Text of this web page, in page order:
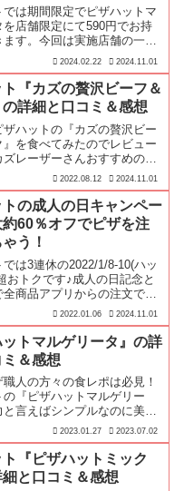
では期間限定でピザハットマ
を店舗限定にて590円でお持
ます。今回は実施店舗の一覧
2024.02.22 2024.11.01
ト『カズの贅沢ビーフ＆
詳細と口コミ＆感想
ザハットの『カズの贅沢ビー
』を食べてみたのでレビュー
ズレーザーさんおすすめの
沢ビーフ＆ポーク』は｢炭火
完熟トマト｣と｢イベリコバー
半分ずつ組み合わせた2022
ニューです♪
2022.08.12 2024.11.01
トの成人の日キャンペー
約60％オフでピザを注
う！
では3連休の2022/1/8-10(ハッ
おトクです♪成人の日記念と
全商品アプリからの注文で
「ピザハット新春大売出し」
ます！しかも全商品アプリか
20%OFFは「ピザ全品デリバ
、お持ち帰り50%OFF」と
凄すぎる！
2022.01.06 2024.11.01
ットマルゲリータ』の詳
＆感想
人の方々の食レポは必見！
の『ピザハットマルゲリー
言えばシンプルなのに美味
も美味しいのに値段が安く…
2023.01.27 2023.07.02
ト『ピザハットミック
細と口コミ＆感想